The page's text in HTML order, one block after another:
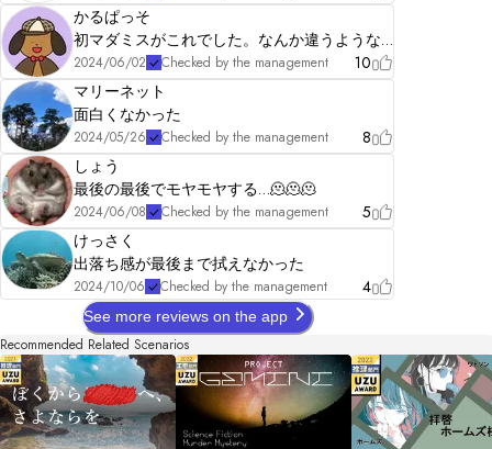
かるぱっそ
初マダミスがこれでした。なんか違うような…
2024/06/02 Checked by the management
10
マリーネット
面白くなかった
2024/05/26 Checked by the management
8
しょう
最後の最後でモヤモヤする…🫠🫠🫠
2024/06/08 Checked by the management
5
けっさく
出落ち感が最後まで拭えなかった
2024/10/06 Checked by the management 4
See more reviews on the app
Recommended Related Scenarios